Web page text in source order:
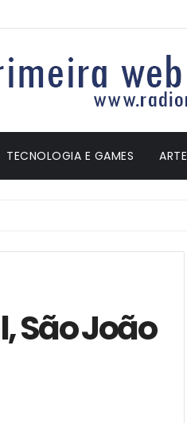
TECNOLOGIA E GAMES ARTE
São João